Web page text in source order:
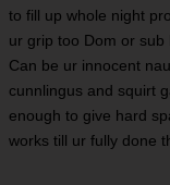
to fill up whole night
ur grip too Dom or
Can be ur innocent
cunnlingus and squirt
enough to give hard
works till ur fully done